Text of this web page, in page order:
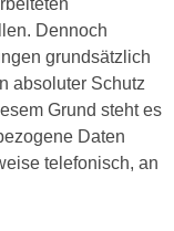
Dennoch
grundsätzlich
absoluter Schutz
Grund steht es
Daten
telefonisch, an